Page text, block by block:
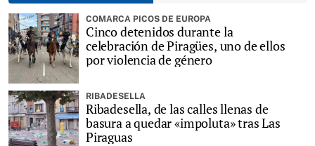
COMARCA PICOS DE EUROPA
Cinco detenidos durante la
celebración de Piragües, uno de ellos
por violencia de género
RIBADESELLA
Ribadesella, de las calles llenas de
basura a quedar «impoluta» tras Las
Piraguas